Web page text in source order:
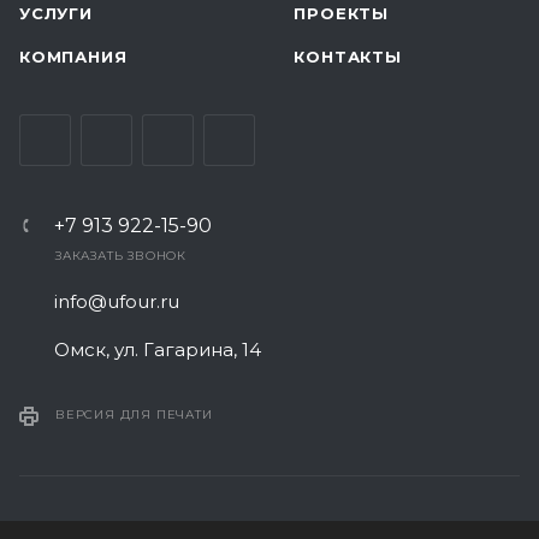
УСЛУГИ ПРОЕКТЫ
КОМПАНИЯ КОНТАКТЫ
+7 913 922-15-90
ЗАКАЗАТЬ ЗВОНОК
info@ufour.ru
Омск, ул. Гагарина, 14
ВЕРСИЯ ДЛЯ ПЕЧАТИ